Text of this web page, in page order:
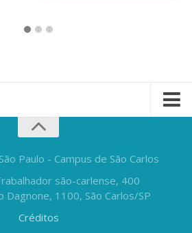
Paulo - Campus de São Carlos
são-carlense, 400
Dagnone, 1100, São Carlos/SP
Créditos